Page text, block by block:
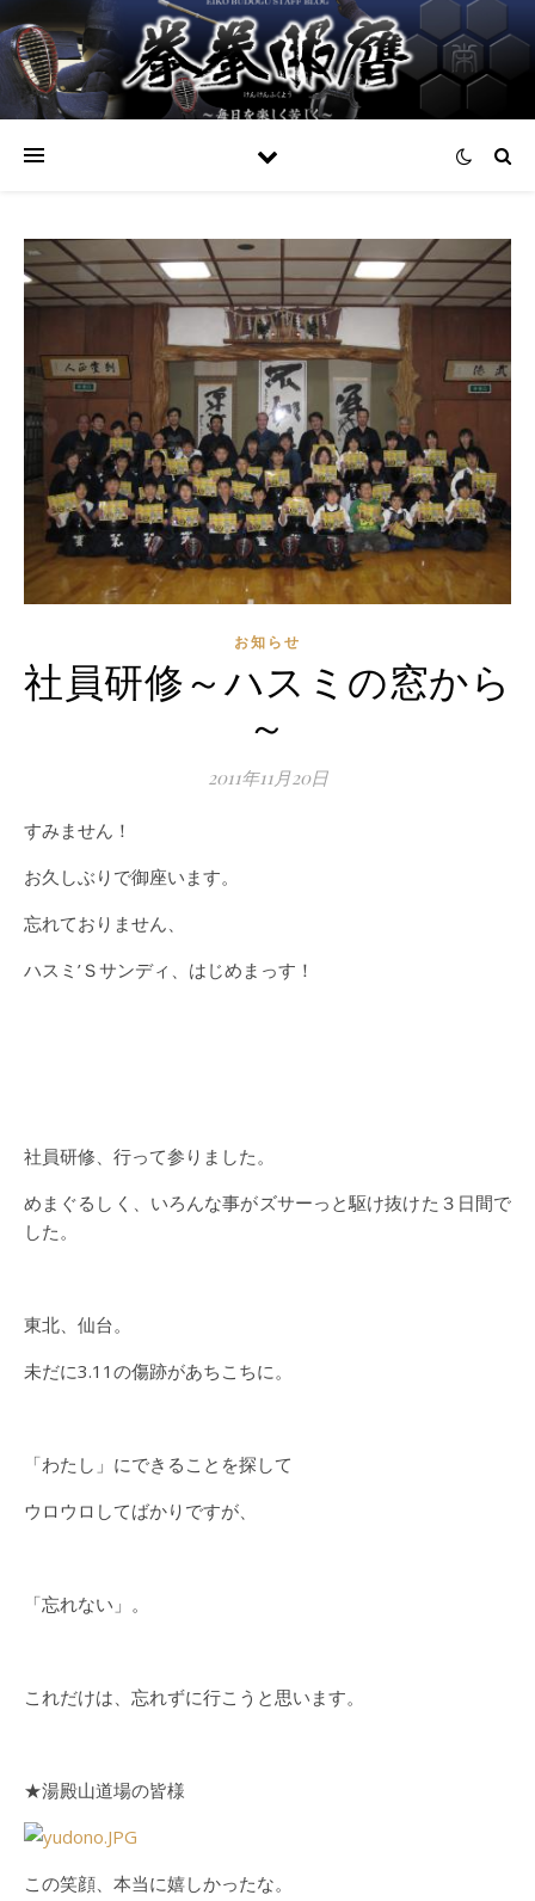
お知らせ
社員研修～ハスミの窓から
～
2011年11月20日
すみません！
お久しぶりで御座います。
忘れておりません、
ハスミ’Ｓサンディ、はじめまっす！
社員研修、行って参りました。
めまぐるしく、いろんな事がズサーっと駆け抜けた３日間で
した。
東北、仙台。
未だに3.11の傷跡があちこちに。
「わたし」にできることを探して
ウロウロしてばかりですが、
「忘れない」。
これだけは、忘れずに行こうと思います。
★湯殿山道場の皆様
この笑顔、本当に嬉しかったな。